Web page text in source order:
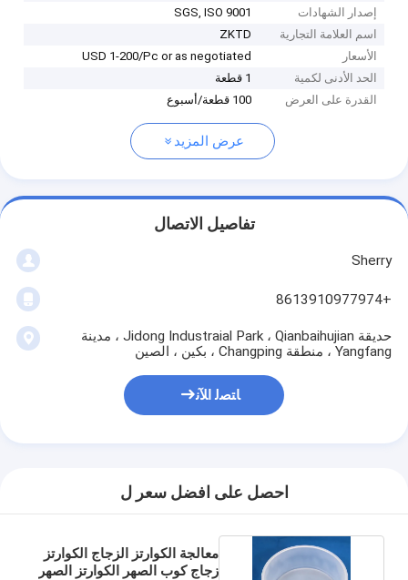
إصدار الشهادات
SGS, ISO 9001
اسم العلامة التجارية
ZKTD
الأسعار
USD 1-200/Pc or as negotiated
الحد الأدنى لكمية
1 قطعة
القدرة على العرض
100 قطعة/أسبوع
عرض المزيد
تفاصيل الاتصال
Sherry
+8613910977974
حديقة Jidong Industraial Park ، Qianbaihujian ، مدينة
Yangfang ، منطقة Changping ، بكين ، الصين
ﺎﺘﺼﻟ ﺍﻶﻧ
احصل على افضل سعر ل
معالجة الكوارتز الزجاج الكوارتز
زجاج كوب الصهر الكوارتز الصهر